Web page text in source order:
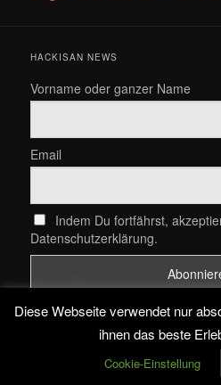
HACKISAN NEWS
Vorname oder ganzer Name
Email
Indem Du fortfährst,
Datenschutzerklärung.
Proudly powered
Diese Webseite verwendet nur
ihnen das beste
Cookie-Einstellung